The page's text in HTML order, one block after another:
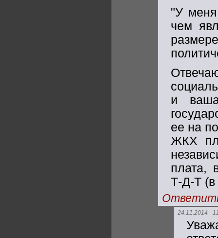
"У
чем
и
ее на
ЖКХ
плата,
Т-Д-Т (в
24.11.2014 -